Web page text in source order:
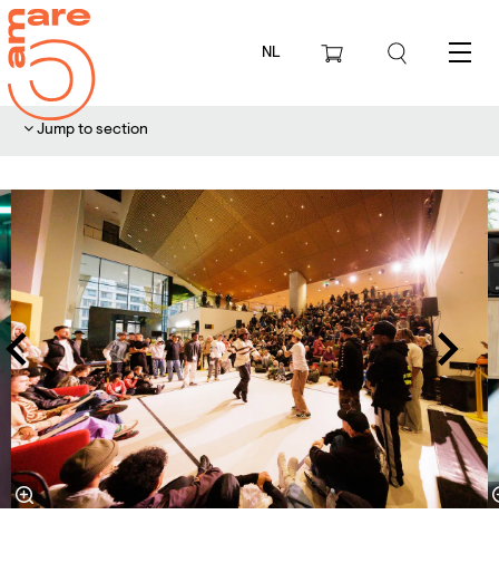
NL Menu
Jump to section
Skip